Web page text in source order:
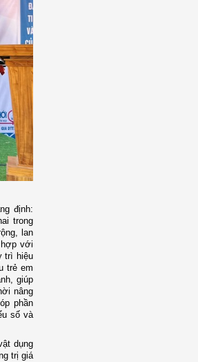
định:
trong
lan
với
trì hiệu
trẻ em
giúp
nâng
phần
số và
dụng
trị giá